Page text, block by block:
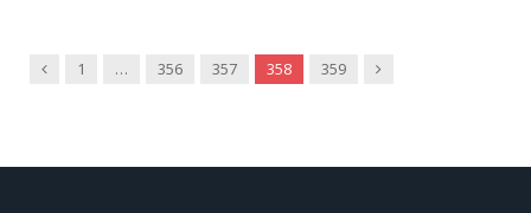
Önceki
1 … 356 357 358 359 Sonraki